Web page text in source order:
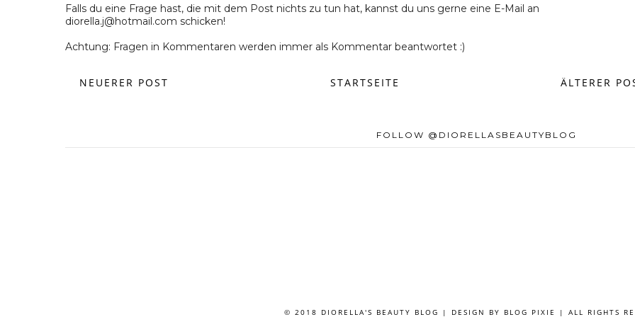
Falls du eine Frage hast, die mit dem Post nichts zu tun hat, kannst du uns gerne eine E-Mail an
diorella.j@hotmail.com schicken!
Achtung: Fragen in Kommentaren werden immer als Kommentar beantwortet :)
NEUERER POST ÄLTERER
STARTSEITE
FOLLOW @DIORELLASBEAUTYBLOG
© 2018 DIORELLA'S BEAUTY BLOG | DESIGN BY BLOG PIXIE | ALL RIGHTS